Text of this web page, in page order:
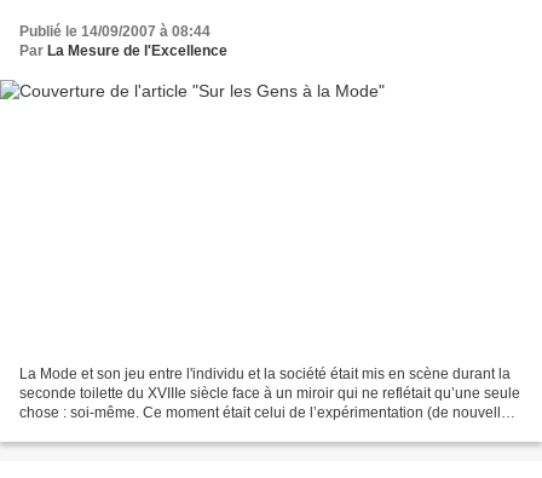
Publié le 14/09/2007 à 08:44
Par La Mesure de l'Excellence
La Mode et son jeu entre l'individu et la société était mis en scène durant la
seconde toilette du XVIIIe siècle face à un miroir qui ne reflétait qu’une seule
chose : soi-même. Ce moment était celui de l’expérimentation (de nouvelles